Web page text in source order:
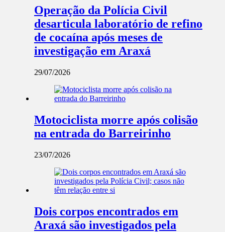
Operação da Polícia Civil
desarticula laboratório de refino
de cocaína após meses de
investigação em Araxá
29/07/2026
Motociclista morre após colisão
na entrada do Barreirinho
23/07/2026
Dois corpos encontrados em
Araxá são investigados pela